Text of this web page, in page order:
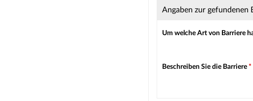
Angaben zur gefundenen
Um welche Art von Barriere
Beschreiben Sie die Barriere *